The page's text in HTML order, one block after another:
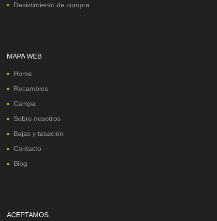
Desistimiento de compra
MAPA WEB
Home
Recambios
Campa
Sobre nosotros
Bajas y tasación
Contacto
Blog
ACEPTAMOS: